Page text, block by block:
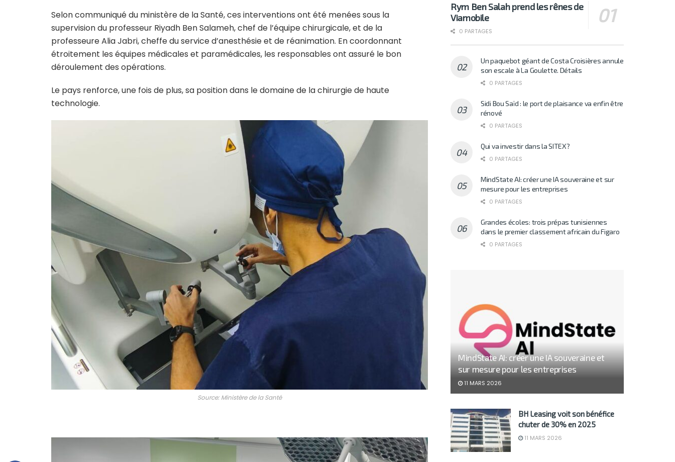
Selon communiqué du ministère de la Santé, ces interventions ont été menées sous la
supervision du professeur Riyadh Ben Salameh, chef de l’équipe chirurgicale, et de la
professeure Alia Jabri, cheffe du service d’anesthésie et de réanimation. En coordonnant
étroitement les équipes médicales et paramédicales, les responsables ont assuré le bon
déroulement des opérations.
Le pays renforce, une fois de plus, sa position dans le domaine de la chirurgie de haute
technologie.
Source: Ministère de la Santé
Rym Ben Salah prend les rênes de
Viamobile
0 PARTAGES
Un paquebot géant de Costa Croisières annule
son escale à La Goulette. Détails
0 PARTAGES
Sidi Bou Saïd : le port de plaisance va enfin être
rénové
0 PARTAGES
Qui va investir dans la SITEX?
0 PARTAGES
MindState AI: créer une IA souveraine et sur
mesure pour les entreprises
0 PARTAGES
Grandes écoles: trois prépas tunisiennes
dans le premier classement africain du Figaro
0 PARTAGES
MindState AI: créer une IA souveraine et
sur mesure pour les entreprises
11 MARS 2026
BH Leasing voit son bénéfice
chuter de 30% en 2025
11 MARS 2026